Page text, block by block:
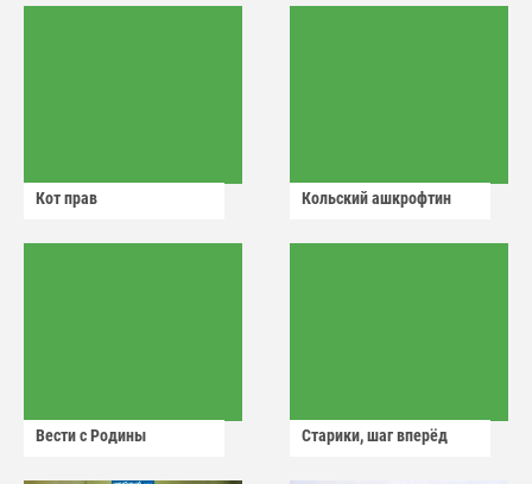
Кот прав Кольский ашкрофтин
Вести с Родины Старики, шаг вперёд